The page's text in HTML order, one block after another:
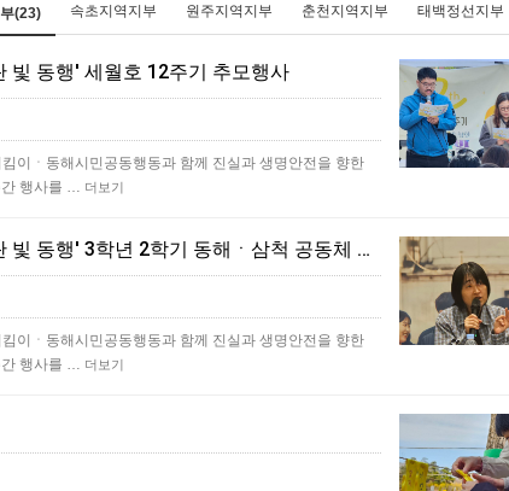
(23) 속초지역지부 원주지역지부 춘천지역지부 태백정선지부
빛 동행' 세월호 12주기 추모행사
이ㆍ동해시민공동행동과 함께 진실과 생명안전을 향한
간 행사를 … 더보기
[동해삼척소식]'진실과 생명 안전을 향한 노란 빛 동행' 3학년 2학기 동해ㆍ삼척 공동체 상영회
이ㆍ동해시민공동행동과 함께 진실과 생명안전을 향한
간 행사를 … 더보기